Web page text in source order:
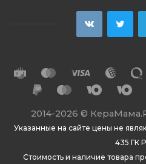
2014-2026 ©
Указанные на сайте цены не
435 ГК
Стоимость и наличие товара